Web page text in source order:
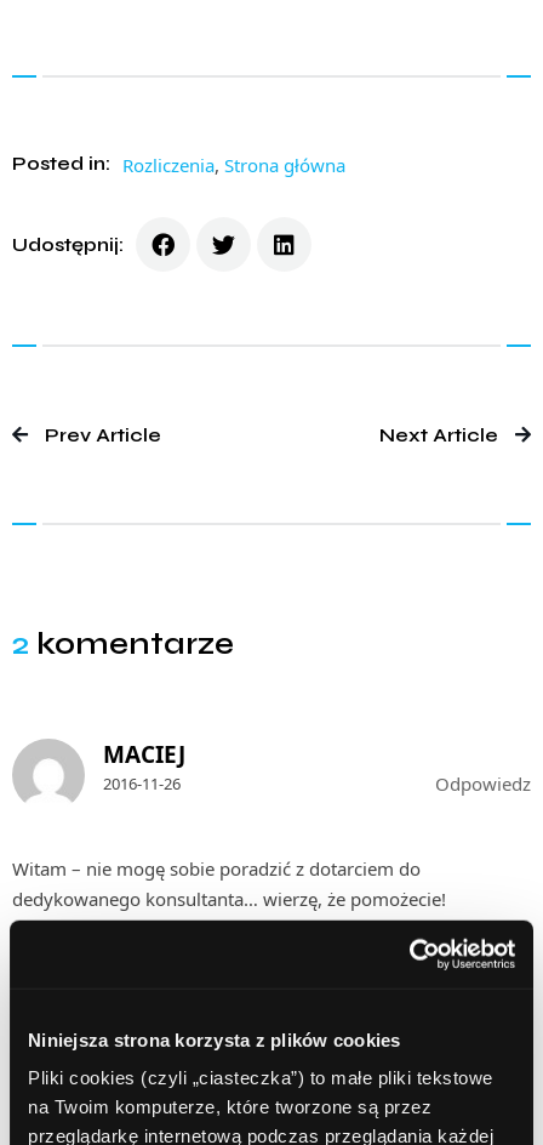
Niniejsza strona korzysta z plików cookies
Pliki cookies (czyli „ciasteczka”) to małe pliki tekstowe
na Twoim komputerze, które tworzone są przez
przeglądarkę internetową podczas przeglądania każdej
Posted in: Rozliczenia, Strona główna
Udostępnij:
Prev Article Next Article
2 komentarze
MACIEJ
2016-11-26 Odpowiedz
Witam – nie mogę sobie poradzić z dotarciem do
dedykowanego konsultanta… wierzę, że pomożecie!
2016-11-28
Macieju,